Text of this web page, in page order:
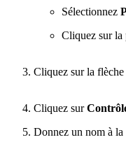
Sélectionnez
Cliquez sur la
Cliquez sur la flèche
Cliquez sur
Donnez un nom à la